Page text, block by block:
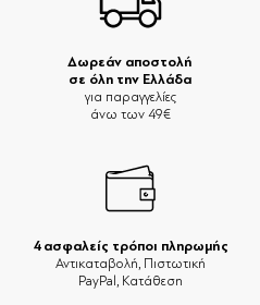
Δωρεάν αποστολή
σε όλη την Ελλάδα
για παραγγελίες
άνω των 49€
4 ασφαλείς τρόποι πληρωμής
Αντικαταβολή, Πιστωτική
PayPal, Κατάθεση